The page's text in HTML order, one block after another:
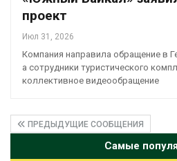
проект
Июл 31, 2026
Компания направила обращение в
а сотрудники туристического
коллективное видеообращение
ПРЕДЫДУЩИЕ СООБЩЕНИЯ
Самые